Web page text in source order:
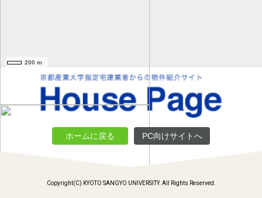
200 m
ホームに戻る PC向けサイトへ
Copyright(C) KYOTO SANGYO UNIVERSITY. All Rights Reserved.